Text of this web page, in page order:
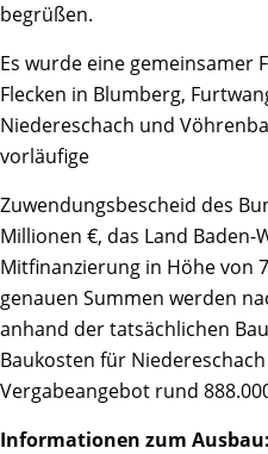
begrüßen.
Es wurde eine gemeinsamer
Flecken in Blumberg,
Niedereschach und
vorläufige
Zuwendungsbescheid des
Millionen €, das Land
Mitfinanzierung in Höhe von
genauen Summen werden
anhand der tatsächlichen
Baukosten für
Vergabeangebot rund
Informationen zum Ausbau: